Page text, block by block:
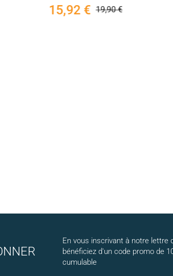
19,90 €
En vous inscrivant à notre lettre
bénéficiez d'un code promo de
cumulable